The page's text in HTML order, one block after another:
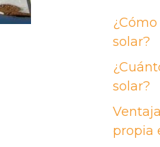
solar?
solar?
propia